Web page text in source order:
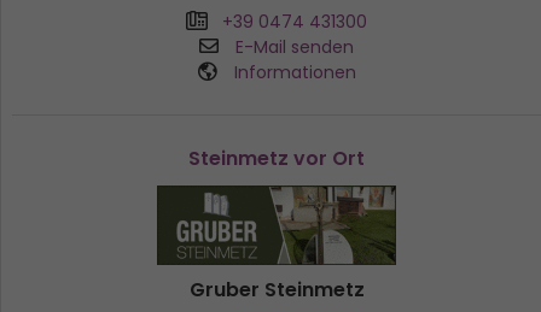
+39 0474 431300
E-Mail senden
Informationen
Steinmetz vor Ort
Gruber Steinmetz